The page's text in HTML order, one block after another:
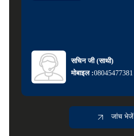
सचिन जी(साथी)
मोबाइल :08045477381
जांच भेजें